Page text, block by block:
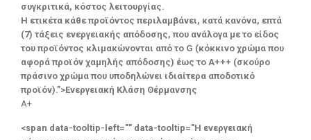
συγκριτικά, κόστος λειτουργίας.
Η ετικέτα κάθε προϊόντος περιλαμβάνει, κατά κανόνα, επτά
(7) τάξεις ενεργειακής απόδοσης, που ανάλογα με το είδος
του προϊόντος κλιμακώνονται από το G (κόκκινο χρώμα που
αφορά προϊόν χαμηλής απόδοσης) έως το Α+++ (σκούρο
πράσινο χρώμα που υποδηλώνει ιδιαίτερα αποδοτικό
προϊόν).”>Ενεργειακή Κλάση Θέρμανσης
A+
<span data-tooltip-left="" data-tooltip="Η ενεργειακή